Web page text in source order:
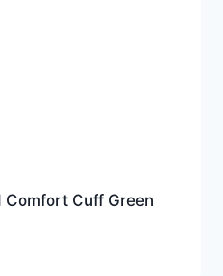
Comfort Cuff Green